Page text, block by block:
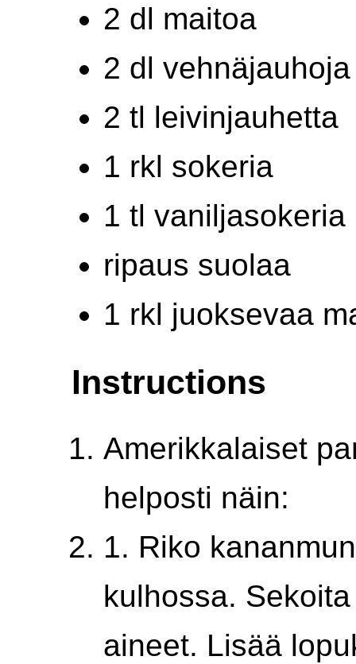
2 dl maitoa
2 dl vehnäjauhoja
2 tl leivinjauhetta
1 rkl sokeria
1 tl vaniljasokeria
ripaus suolaa
1 rkl juoksevaa
Instructions
Amerikkalaiset
helposti näin:
1. Riko
kulhossa.
aineet. Lisää